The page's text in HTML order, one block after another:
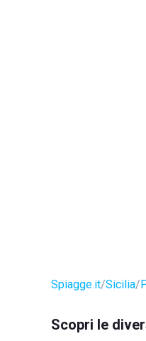
Spiagge.it Sicilia
Scopri le